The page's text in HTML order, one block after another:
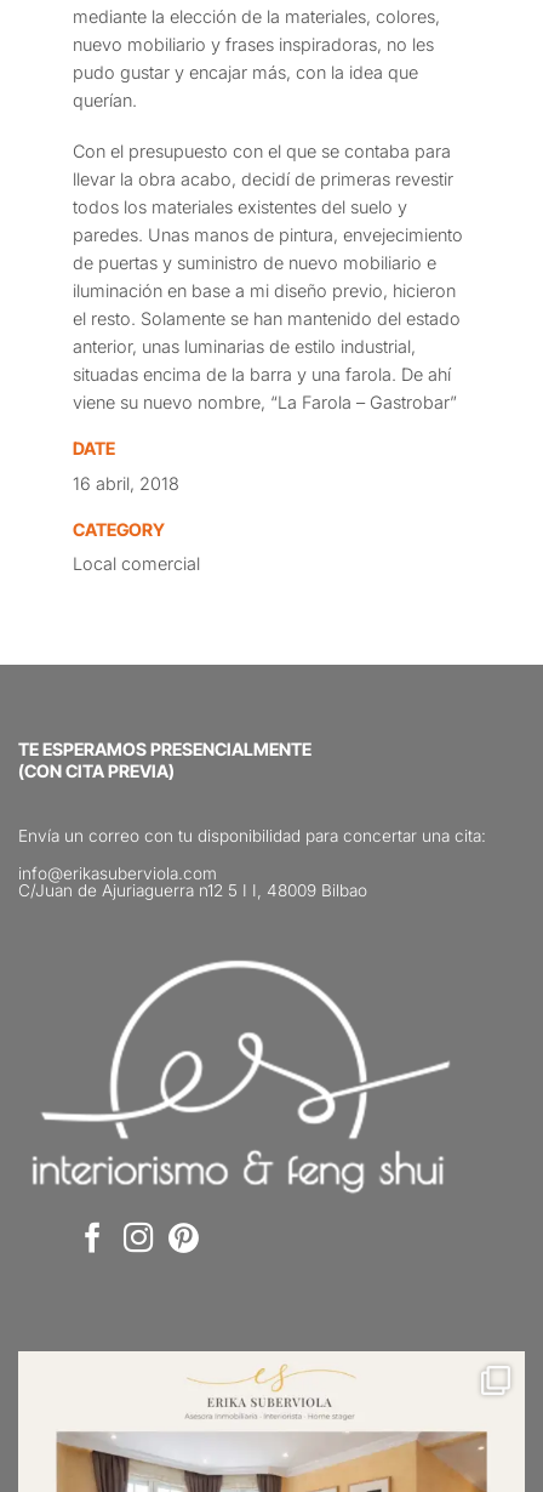
mediante la elección de la materiales, colores,
nuevo mobiliario y frases inspiradoras, no les
pudo gustar y encajar más, con la idea que
querían.
Con el presupuesto con el que se contaba para
llevar la obra acabo, decidí de primeras revestir
todos los materiales existentes del suelo y
paredes. Unas manos de pintura, envejecimiento
de puertas y suministro de nuevo mobiliario e
iluminación en base a mi diseño previo, hicieron
el resto. Solamente se han mantenido del estado
anterior, unas luminarias de estilo industrial,
situadas encima de la barra y una farola. De ahí
viene su nuevo nombre, “La Farola – Gastrobar”
DATE
16 abril, 2018
CATEGORY
Local comercial
TE ESPERAMOS PRESENCIALMENTE
(CON CITA PREVIA)
Envía un correo con tu disponibilidad para concertar una cita:
info@erikasuberviola.com
C/Juan de Ajuriaguerra n12 5 I I, 48009 Bilbao